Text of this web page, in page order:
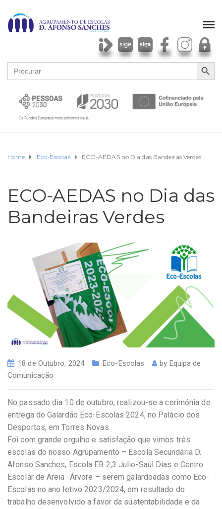
Search
for:
SEARCH
Home Eco-Escolas ECO-AEDAS no Dia das Bandeiras Verdes
ECO-AEDAS no Dia das
Bandeiras Verdes
18 de Outubro, 2024 Eco-Escolas by Equipa de
Comunicação
No passado dia 10 de outubro, realizou-se a cerimónia de
entrega do Galardão Eco-Escolas 2024, no Palácio dos
Desportos, em Torres Novas.
Foi com grande orgulho e satisfação que vimos três
escolas do nosso Agrupamento – Escola Secundária D.
Afonso Sanches, Escola EB 2,3 Julio-Saúl Dias e Centro
Escolar de Areia -Árvore – serem galardoadas como Eco-
Escolas no ano letivo 2023/2024, em resultado do
trabalho desenvolvido a favor da sustentabilidade e da